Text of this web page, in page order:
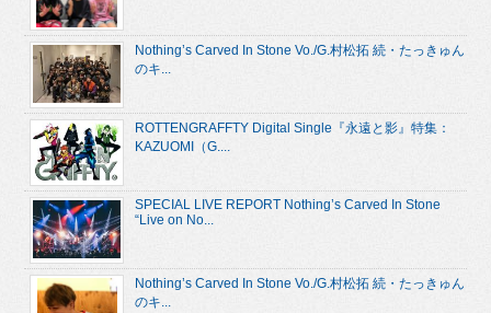
Nothing’s Carved In Stone Vo./G.村松拓 続・たっきゅん
のキ...
ROTTENGRAFFTY Digital Single『永遠と影』特集：
KAZUOMI（G....
SPECIAL LIVE REPORT Nothing’s Carved In Stone
“Live on No...
Nothing’s Carved In Stone Vo./G.村松拓 続・たっきゅん
のキ...